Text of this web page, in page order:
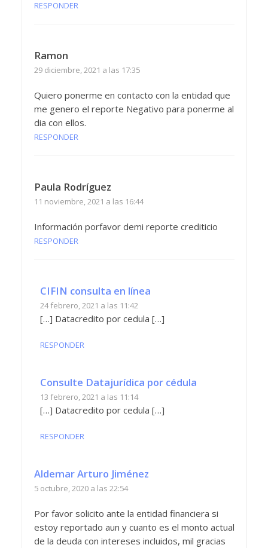
RESPONDER
Ramon
29 diciembre, 2021 a las 17:35
Quiero ponerme en contacto con la entidad que
me genero el reporte Negativo para ponerme al
dia con ellos.
RESPONDER
Paula Rodríguez
11 noviembre, 2021 a las 16:44
Información porfavor demi reporte crediticio
RESPONDER
CIFIN consulta en línea
24 febrero, 2021 a las 11:42
[…] Datacredito por cedula […]
RESPONDER
Consulte Datajurídica por cédula
13 febrero, 2021 a las 11:14
[…] Datacredito por cedula […]
RESPONDER
Aldemar Arturo Jiménez
5 octubre, 2020 a las 22:54
Por favor solicito ante la entidad financiera si
estoy reportado aun y cuanto es el monto actual
de la deuda con intereses incluidos, mil gracias